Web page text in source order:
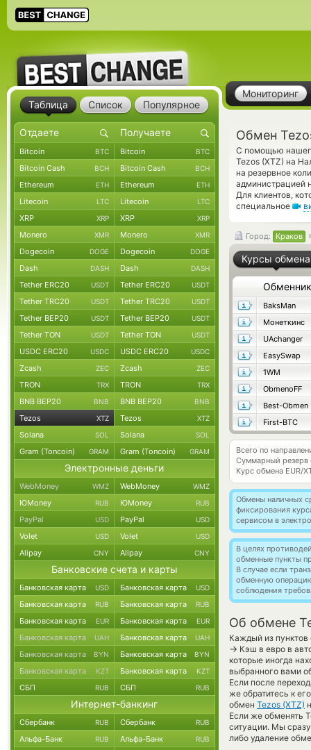
Мониторинг
Обмен
С помощью
Tezos (XTZ) на
на резервное
администрацией
Для клиентов,
специальное
Город: Краков
Курсы обмена
Обменник
BaksMan
Монеткинс
UAchanger
EasySwap
1WM
ObmenoFF
Best-Obmen
First-BTC
Всего по
Суммарный резерв
Курс обмена EUR/
Обмены наличных
фиксирования
сервисом в
В целях
обменные пункты
В случае если
обменную
соблюдения
Об обмене
Каждый из пунктов
→ Кэш в евро в
которые иногда
выбранного вами
Если после
же обратитесь к
обмен Tezos (XTZ)
Если же обменять
ситуации. Мы
либо удаление
Таблица Список Популярное
Bitcoin BTC Bitcoin BTC
Bitcoin Cash BCH Bitcoin Cash BCH
Ethereum ETH Ethereum ETH
Litecoin LTC Litecoin LTC
XRP XRP XRP XRP
Monero XMR Monero XMR
Dogecoin DOGE Dogecoin DOGE
Dash DASH Dash DASH
Tether ERC20 USDT Tether ERC20 USDT
Tether TRC20 USDT Tether TRC20 USDT
Tether BEP20 USDT Tether BEP20 USDT
Tether TON USDT Tether TON USDT
USDC ERC20 USDC USDC ERC20 USDC
Zcash ZEC Zcash ZEC
TRON TRX TRON TRX
BNB BEP20 BNB BNB BEP20 BNB
Tezos XTZ Tezos XTZ
Solana SOL Solana SOL
Gram (Toncoin) GRAM Gram (Toncoin) GRAM
Электронные деньги
WebMoney WMZ WebMoney WMZ
ЮMoney RUB ЮMoney RUB
PayPal USD PayPal USD
Volet USD Volet USD
Alipay CNY Alipay CNY
Банковские счета и карты
Банковская карта USD Банковская карта USD
Банковская карта RUB Банковская карта RUB
Банковская карта EUR Банковская карта EUR
Банковская карта UAH Банковская карта UAH
Банковская карта BYN Банковская карта BYN
Банковская карта KZT Банковская карта KZT
СБП RUB СБП RUB
Интернет-банкинг
Сбербанк RUB Сбербанк RUB
Альфа-Банк RUB Альфа-Банк RUB